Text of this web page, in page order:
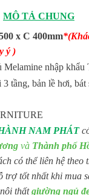
MÔ TẢ CHUNG
x C 400mm
ý )
nhập khẩu
tầng, bản lề hơi, bát
NAM PHÁT
và Thành phố
có thể liên hệ theo
trợ tốt nhất khi mua
thấtgiường ngủ